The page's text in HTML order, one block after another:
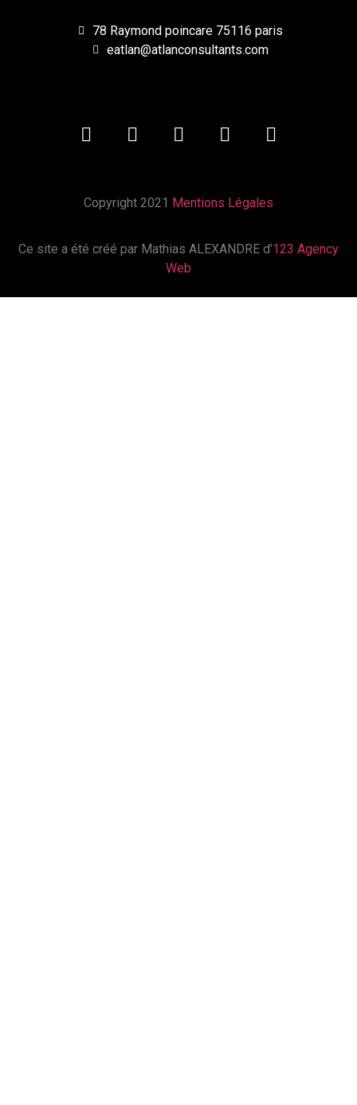
78 Raymond poincare 75116 paris
eatlan@atlanconsultants.com
Copyright 2021 Mentions Légales
Ce site a été créé par Mathias ALEXANDRE d’123 Agency
Web